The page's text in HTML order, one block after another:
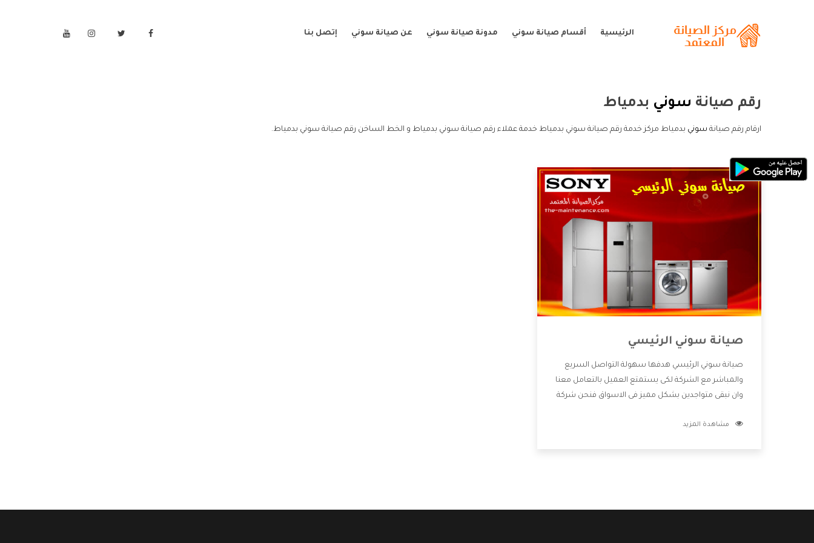
الرئيسية أقسام صيانة سوني مدونة صيانة سوني عن صيانة سوني إتصل بنا
رقم صيانة سوني بدمياط
ارقام رقم صيانة سوني بدمياط مركز خدمة رقم صيانة سوني بدمياط خدمة عملاء رقم صيانة سوني بدمياط و الخط الساخن رقم صيانة سوني بدمياط.
صيانة سوني الرئيسي
صيانة سوني الرئيسي هدفها سهولة التواصل السريع
والمباشر مع الشركة لكى يستمتع العميل بالتعامل معنا
وان نبقى متواجدين بشكل مميز فى الاسواق فنحن شركة
بالخدمات التى تنفرد الشركة بها والتى تكون منها خدمة
مشاهدة المزيد